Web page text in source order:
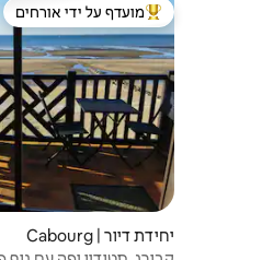
מוביל בקרב נכסים
מועדף על ידי אורחים
יחידת דיור | Cabourg